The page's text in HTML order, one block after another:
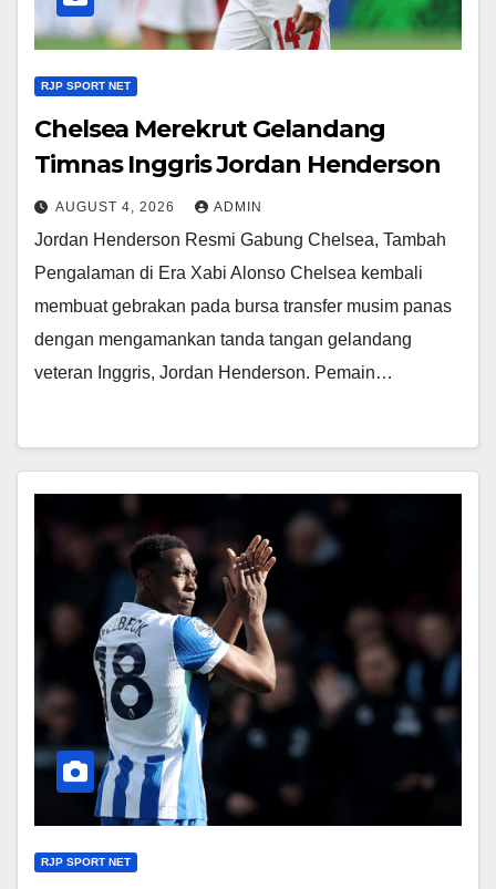
RJP SPORT NET
Chelsea Merekrut Gelandang
Timnas Inggris Jordan Henderson
AUGUST 4, 2026 ADMIN
Jordan Henderson Resmi Gabung Chelsea, Tambah
Pengalaman di Era Xabi Alonso Chelsea kembali
membuat gebrakan pada bursa transfer musim panas
dengan mengamankan tanda tangan gelandang
veteran Inggris, Jordan Henderson. Pemain…
RJP SPORT NET